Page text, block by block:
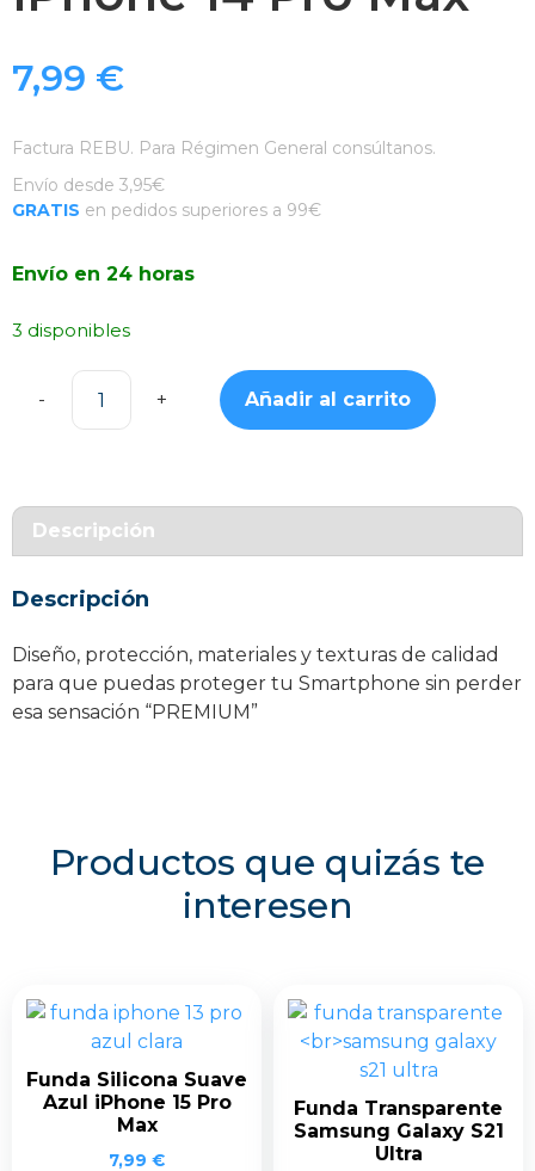
7,99 €
Factura REBU. Para Régimen General consúltanos.
Envío desde 3,95€
GRATIS en pedidos superiores a 99€
Envío en 24 horas
3 disponibles
Funda
iPhone
cantidad
Añadir al carrito
Descripción
Descripción
Diseño, protección, materiales y texturas de calidad
para que puedas proteger tu Smartphone sin perder
esa sensación “PREMIUM”
Productos que quizás te
interesen
Funda Silicona Suave
Azul iPhone 15 Pro
Max
7,99 €
Funda Transparente
Samsung Galaxy S21
Ultra